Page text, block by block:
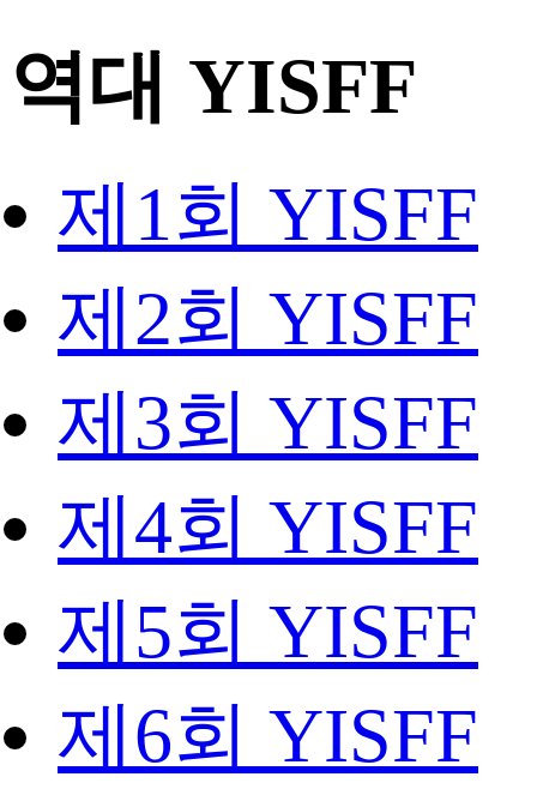
역대 YISFF
제1회 YISFF
제2회 YISFF
제3회 YISFF
제4회 YISFF
제5회 YISFF
제6회 YISFF